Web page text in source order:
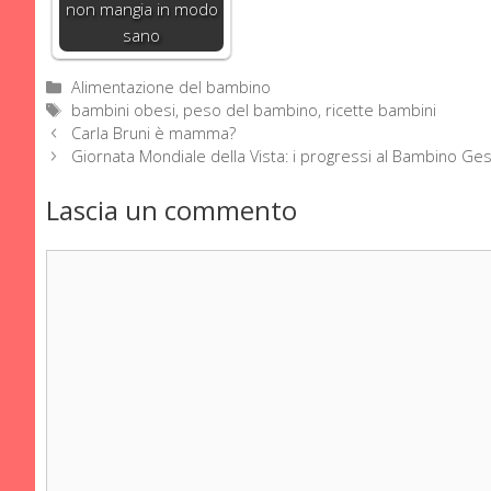
non mangia in modo
sano
Categorie
Alimentazione del bambino
Tag
bambini obesi, peso del bambino, ricette bambini
Carla Bruni è mamma?
Giornata Mondiale della Vista: i progressi al Bambino
Lascia un commento